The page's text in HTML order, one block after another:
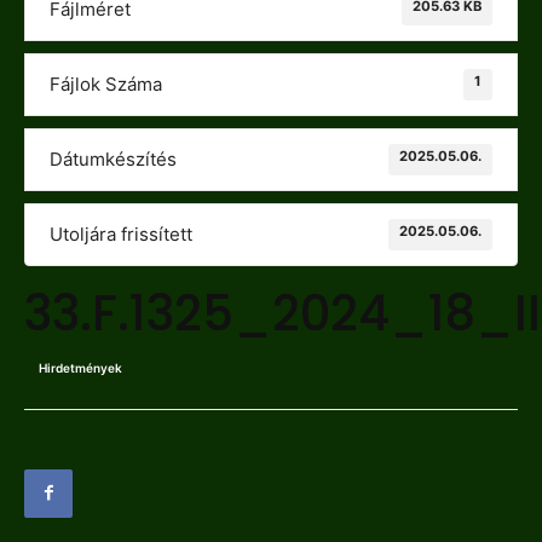
Fájlméret 205.63 KB
Fájlok Száma 1
Dátumkészítés 2025.05.06.
Utoljára frissített 2025.05.06.
Hirdetmények